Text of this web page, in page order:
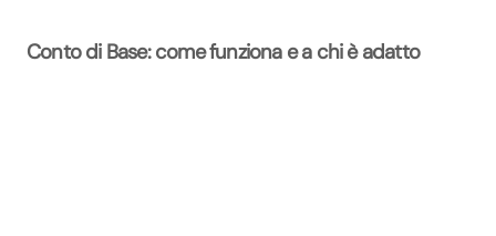
Conto di Base: come funziona e a chi è adatto